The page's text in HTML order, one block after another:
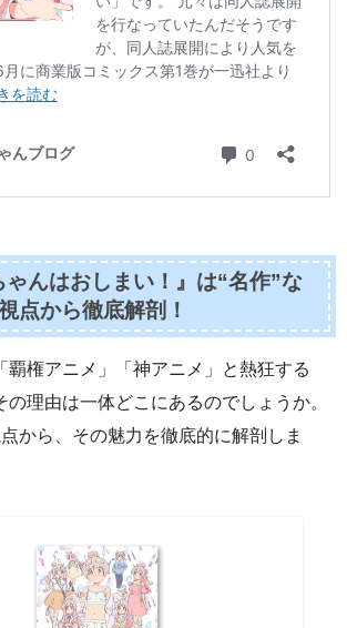
んはおしまい！』は“名作”な
点から徹底解剖！
覇権アニメ」「神アニメ」と熱狂する
の理由は一体どこにあるのでしょうか。
から、その魅力を徹底的に解剖しま